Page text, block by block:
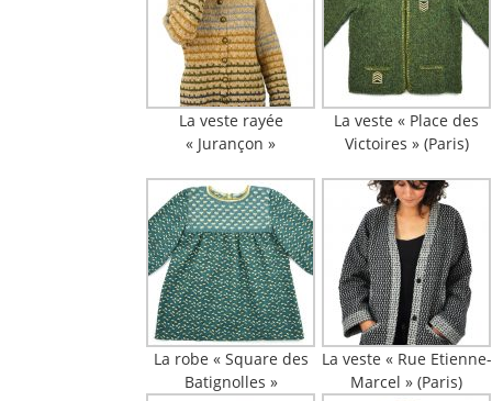
La veste rayée
« Jurançon »
La veste « Place des
Victoires » (Paris)
La robe « Square des
Batignolles »
La veste « Rue Etienne-
Marcel » (Paris)